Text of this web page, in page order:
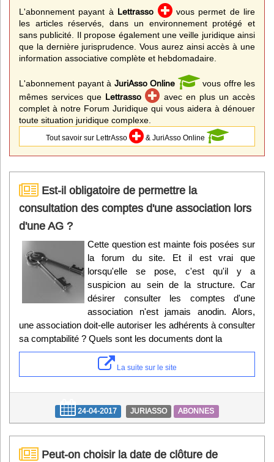
L'abonnement payant à Lettrasso
vous permet de lire
les articles réservés, dans un environnement protégé et
sans publicité. Il propose également une veille juridique ainsi
que la dernière jurisprudence. Vous aurez ainsi accès à une
information associative complète et hebdomadaire.
L'abonnement payant à JuriAsso Online
vous offre les
mêmes services que Lettrasso
avec en plus un accès
complet à notre Forum Juridique qui vous aidera à dénouer
toute situation juridique complexe.
Tout savoir sur LettrAsso & JuriAsso Online
Est-il obligatoire de permettre la
consultation des comptes d'une association lors
d'une AG ?
Cette question est mainte fois posées sur
la forum du site. Et il est vrai que
lorsqu'elle se pose, c'est qu'il y a
suspicion au sein de la structure. Car
désirer consulter les comptes d'une
association n'est jamais anodin. Alors,
une association doit-elle autoriser les adhérents à consulter
sa comptabilité ? Quels sont les documents dont la
La suite sur le site
24-04-2017 JURIASSO ABONNES
Peut-on choisir la date de clôture de